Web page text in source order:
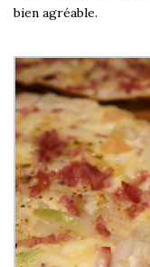
bien agréable.